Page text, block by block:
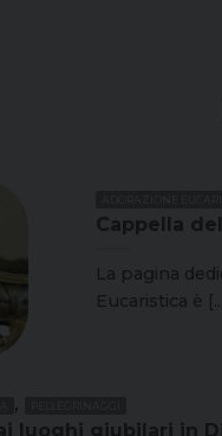
Cappella
La pagina
Eucaristica è
,
luoghi giubilari in